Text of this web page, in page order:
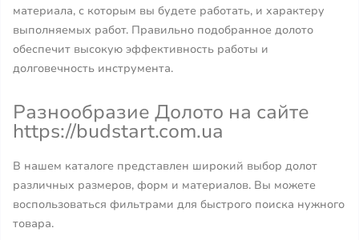
материала, с которым вы будете работать, и характеру
выполняемых работ. Правильно подобранное долото
обеспечит высокую эффективность работы и
долговечность инструмента.
Разнообразие Долото на сайте
https://budstart.com.ua
В нашем каталоге представлен широкий выбор долот
различных размеров, форм и материалов. Вы можете
воспользоваться фильтрами для быстрого поиска нужного
товара.